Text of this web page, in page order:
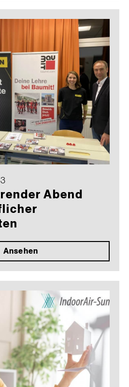
Abend
Ansehen